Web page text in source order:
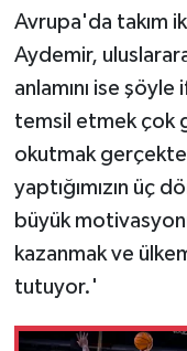
Avrupa'da takım
Aydemir,
anlamını ise
temsil etmek çok
okutmak
yaptığımızın üç
büyük
kazanmak ve
tutuyor.'